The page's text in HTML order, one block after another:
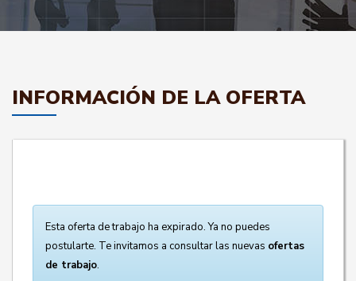
INFORMACIÓN DE LA OFERTA
Esta oferta de trabajo ha expirado. Ya no puedes
postularte. Te invitamos a consultar las nuevas ofertas
de trabajo.